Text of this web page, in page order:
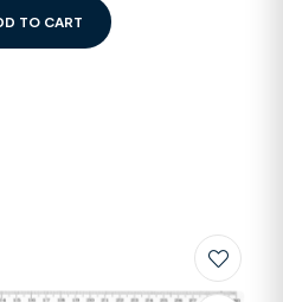
TO CART